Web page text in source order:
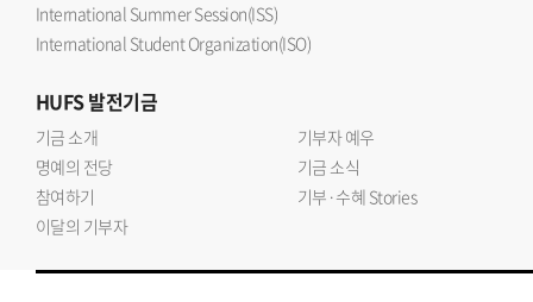
International Summer Session(ISS)
International Student Organization(ISO)
HUFS발전기금
기금 소개
기부자 예우
명예의 전당
기금 소식
참여하기
기부·수혜 Stories
이달의 기부자